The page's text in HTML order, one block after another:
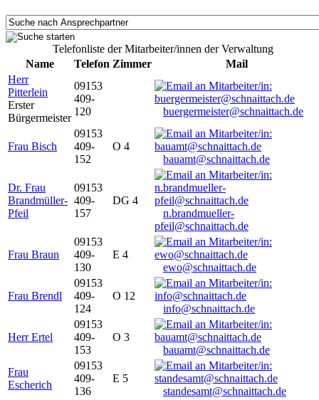
Telefonliste der Mitarbeiter/innen der Verwaltung
Name
Telefon Zimmer
Mail
Herr
Pitterlein
Erster
Bürgermeister
09153
409-
120
buergermeister@schnaittach.de
Frau Bisch
09153
409-
152
O 4
bauamt@schnaittach.de
Dr. Frau
Brandmüller-
Pfeil
09153
409-
157
DG 4
n.brandmueller-
pfeil@schnaittach.de
Frau Braun
09153
409-
130
E 4
ewo@schnaittach.de
Frau Brendl
09153
409-
124
O 12
info@schnaittach.de
Herr Ertel
09153
409-
153
O 3
bauamt@schnaittach.de
Frau
Escherich
09153
409-
136
E 5
standesamt@schnaittach.de